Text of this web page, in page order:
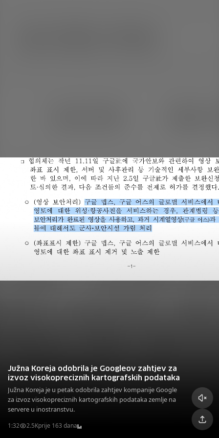
Južna Koreja odobrila je Googleov zahtjev za
izvoz visokopreciznih kartografskih podataka
Južna Koreja je u petak odobrila zahtjev kompanije Google
za izvoz visokopreciznih kartografskih podataka zemlje na
servere u inostranstvu.
1:32 2.5Kprije 163 dana